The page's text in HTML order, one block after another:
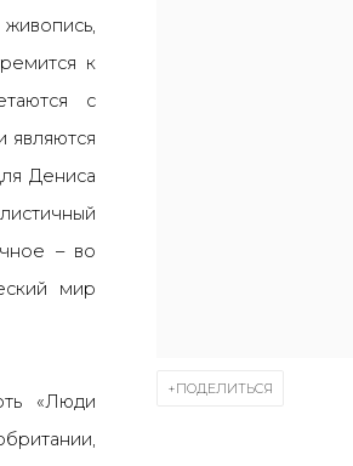
ПОДЕЛИТЬСЯ
к
с
Дениса
– во
мир
«Люди